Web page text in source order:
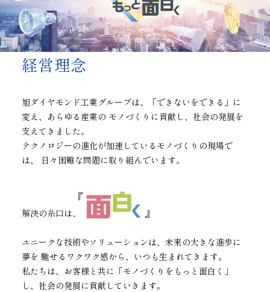
ご挨拶
沿⾰
活動拠点
ダイヤの輪
会社概要
役員紹介
子会社
マルチステークホルダー
工具の種類から探す
加工方法から探す
ワークから探す
製品検索
教えて！研削工具
トラブルシューティング
ご使用上の注意
各製品の安全な取扱いについて
対外発表一覧
イノベーションストーリー
コーポレート・ガバナンス
マテリアリティ
リスクマネジメント（BCM）
品質への取り組み
環境への取り組み
人材育成
サステナビリティブックレット
株式に関する諸手続き
財務ハイライト
メッセージ
IRカレンダー
ディスクロージャーポリシー
経営理念
旭ダイヤモンド工業グループは、「できないをできる」に
変え、あらゆる産業の モノづくりに貢献し、社会の発展を
支えてきました。
テクノロジーの進化が加速しているモノづくりの現場で
は、 日々困難な問題に取り組んでいます。
解決の糸口は、
ユニークな技術やソリューションは、未来の大きな進歩に
夢を 馳せるワクワク感から、いつも生まれてきます。
私たちは、お客様と共に「モノづくりをもっと面白く」
し、社会の発展に貢献していきます。